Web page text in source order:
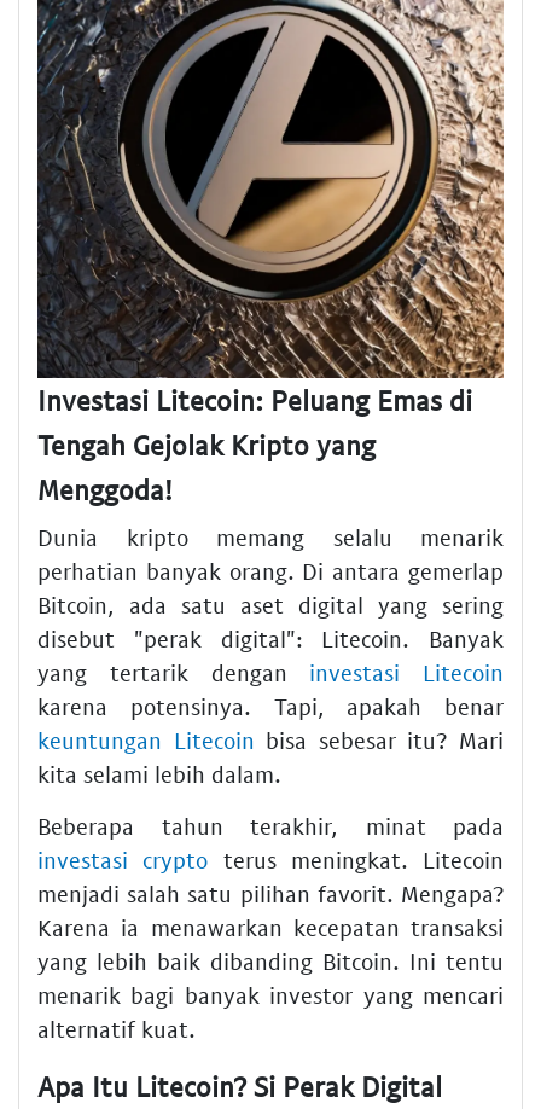
Investasi Litecoin: Peluang Emas di
Tengah Gejolak Kripto yang
Menggoda!
Dunia kripto memang selalu menarik
perhatian banyak orang. Di antara gemerlap
Bitcoin, ada satu aset digital yang sering
disebut "perak digital": Litecoin. Banyak
yang tertarik dengan investasi Litecoin
karena potensinya. Tapi, apakah benar
keuntungan Litecoin bisa sebesar itu? Mari
kita selami lebih dalam.
Beberapa tahun terakhir, minat pada
investasi crypto terus meningkat. Litecoin
menjadi salah satu pilihan favorit. Mengapa?
Karena ia menawarkan kecepatan transaksi
yang lebih baik dibanding Bitcoin. Ini tentu
menarik bagi banyak investor yang mencari
alternatif kuat.
Apa Itu Litecoin? Si Perak Digital